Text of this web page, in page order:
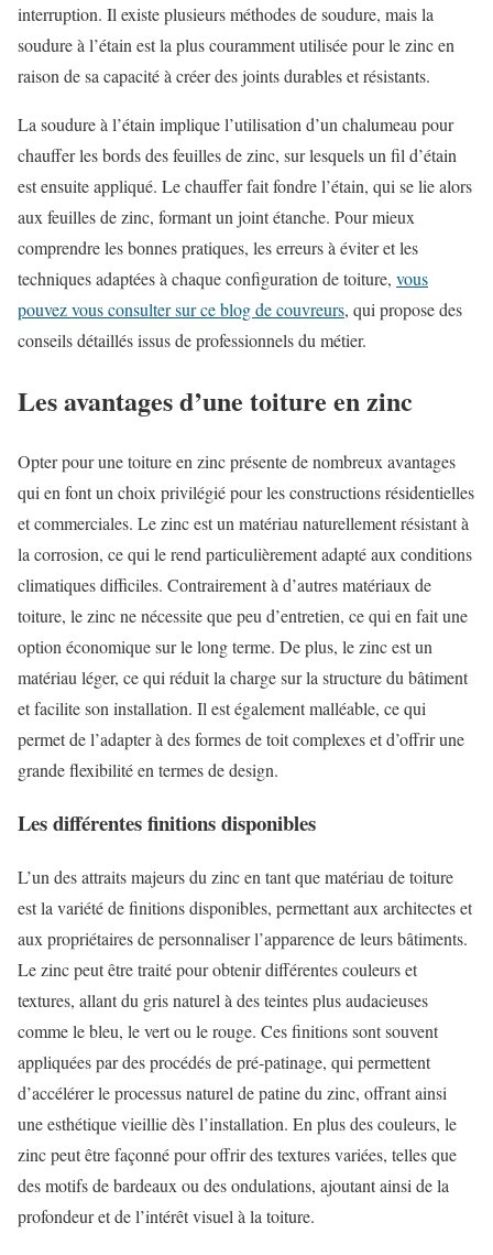
interruption. Il existe plusieurs méthodes de soudure, mais la
soudure à l’étain est la plus couramment utilisée pour le zinc en
raison de sa capacité à créer des joints durables et résistants.
La soudure à l’étain implique l’utilisation d’un chalumeau pour
chauffer les bords des feuilles de zinc, sur lesquels un fil d’étain
est ensuite appliqué. Le chauffer fait fondre l’étain, qui se lie alors
aux feuilles de zinc, formant un joint étanche. Pour mieux
comprendre les bonnes pratiques, les erreurs à éviter et les
techniques adaptées à chaque configuration de toiture, vous
pouvez vous consulter sur ce blog de couvreurs, qui propose des
conseils détaillés issus de professionnels du métier.
Les avantages d’une toiture en zinc
Opter pour une toiture en zinc présente de nombreux avantages
qui en font un choix privilégié pour les constructions résidentielles
et commerciales. Le zinc est un matériau naturellement résistant à
la corrosion, ce qui le rend particulièrement adapté aux conditions
climatiques difficiles. Contrairement à d’autres matériaux de
toiture, le zinc ne nécessite que peu d’entretien, ce qui en fait une
option économique sur le long terme. De plus, le zinc est un
matériau léger, ce qui réduit la charge sur la structure du bâtiment
et facilite son installation. Il est également malléable, ce qui
permet de l’adapter à des formes de toit complexes et d’offrir une
grande flexibilité en termes de design.
Les différentes finitions disponibles
L’un des attraits majeurs du zinc en tant que matériau de toiture
est la variété de finitions disponibles, permettant aux architectes et
aux propriétaires de personnaliser l’apparence de leurs bâtiments.
Le zinc peut être traité pour obtenir différentes couleurs et
textures, allant du gris naturel à des teintes plus audacieuses
comme le bleu, le vert ou le rouge. Ces finitions sont souvent
appliquées par des procédés de pré-patinage, qui permettent
d’accélérer le processus naturel de patine du zinc, offrant ainsi
une esthétique vieillie dès l’installation. En plus des couleurs, le
zinc peut être façonné pour offrir des textures variées, telles que
des motifs de bardeaux ou des ondulations, ajoutant ainsi de la
profondeur et de l’intérêt visuel à la toiture.